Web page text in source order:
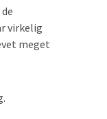
virkelig
meget